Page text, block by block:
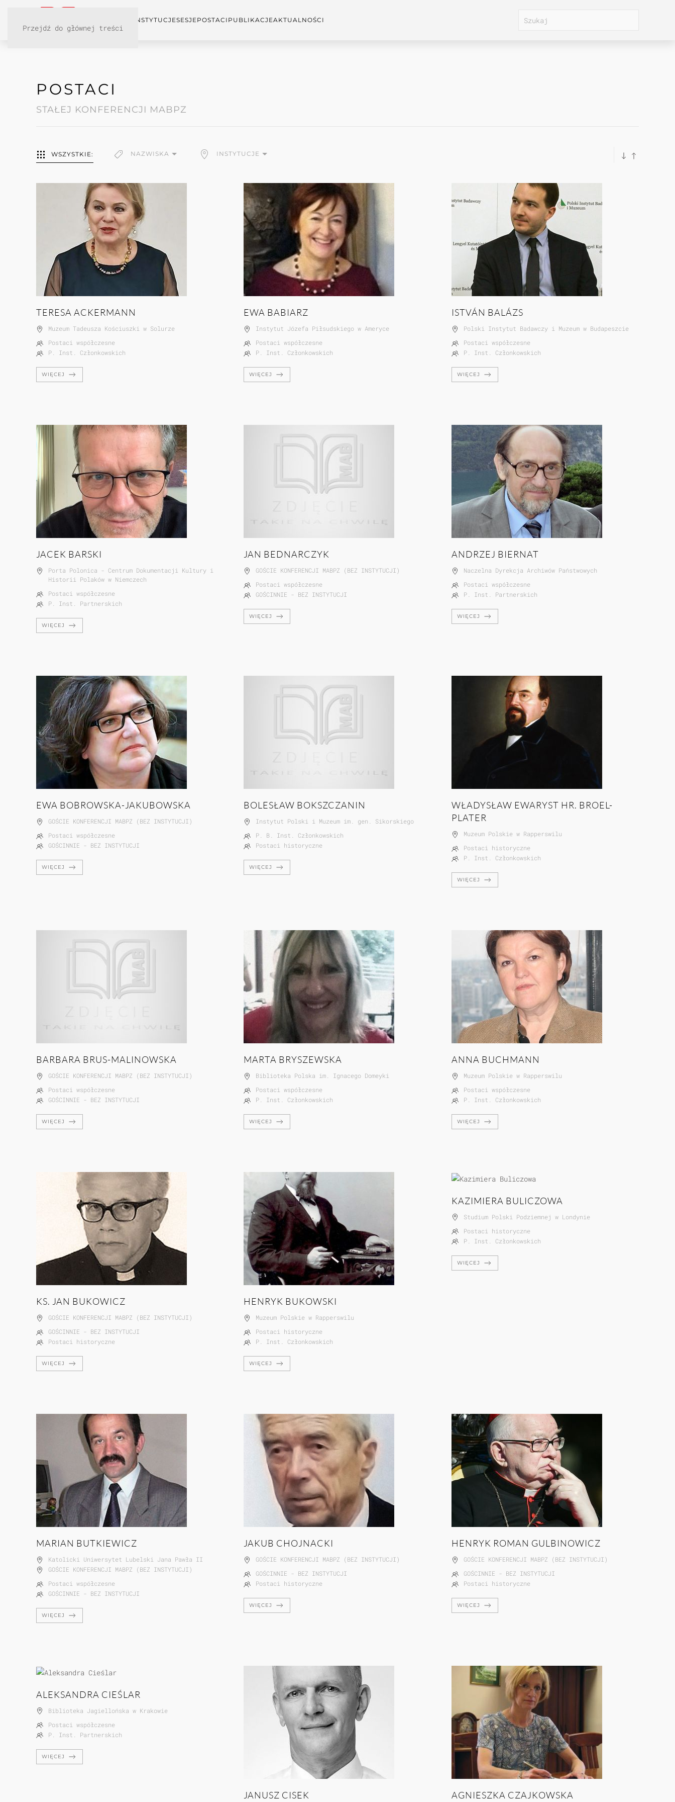
Przejdź do głównej treści
INSTYTUCJESESJEPOSTACI PUBLIKACJEAKTUALNOŚCI
POSTACI
STAŁEJ KONFERENCJI MABPZ
WSZYSTKIE: NAZWISKA INSTYTUCJE
TERESA ACKERMANN
Muzeum Tadeusza Kościuszki w Solurze
Postaci współczesne
P. Inst. Członkowskich
WIĘCEJ
EWA BABIARZ
Instytut Józefa Piłsudskiego w Ameryce
Postaci współczesne
P. Inst. Członkowskich
WIĘCEJ
ISTVÁN BALÁZS
Polski Instytut Badawczy i Muzeum w Budapeszcie
Postaci współczesne
P. Inst. Członkowskich
WIĘCEJ
JACEK BARSKI
Porta Polonica - Centrum Dokumentacji Kultury i
Historii Polaków w Niemczech
Postaci współczesne
P. Inst. Partnerskich
WIĘCEJ
JAN BEDNARCZYK
GOŚCIE KONFERENCJI MABPZ (BEZ INSTYTUCJI)
Postaci współczesne
GOŚCINNIE - BEZ INSTYTUCJI
WIĘCEJ
ANDRZEJ BIERNAT
Naczelna Dyrekcja Archiwów Państwowych
Postaci współczesne
P. Inst. Partnerskich
WIĘCEJ
EWA BOBROWSKA-JAKUBOWSKA
GOŚCIE KONFERENCJI MABPZ (BEZ INSTYTUCJI)
Postaci współczesne
GOŚCINNIE - BEZ INSTYTUCJI
WIĘCEJ
BOLESŁAW BOKSZCZANIN
Instytut Polski i Muzeum im. gen. Sikorskiego
P. B. Inst. Członkowskich
Postaci historyczne
WIĘCEJ
WŁADYSŁAW EWARYST HR. BROEL-
PLATER
Muzeum Polskie w Rapperswilu
Postaci historyczne
P. Inst. Członkowskich
WIĘCEJ
BARBARA BRUS-MALINOWSKA
GOŚCIE KONFERENCJI MABPZ (BEZ INSTYTUCJI)
Postaci współczesne
GOŚCINNIE - BEZ INSTYTUCJI
WIĘCEJ
MARTA BRYSZEWSKA
Biblioteka Polska im. Ignacego Domeyki
Postaci współczesne
P. Inst. Członkowskich
WIĘCEJ
ANNA BUCHMANN
Muzeum Polskie w Rapperswilu
Postaci współczesne
P. Inst. Członkowskich
WIĘCEJ
KS. JAN BUKOWICZ
GOŚCIE KONFERENCJI MABPZ (BEZ INSTYTUCJI)
GOŚCINNIE - BEZ INSTYTUCJI
Postaci historyczne
WIĘCEJ
HENRYK BUKOWSKI
Muzeum Polskie w Rapperswilu
Postaci historyczne
P. Inst. Członkowskich
WIĘCEJ
KAZIMIERA BULICZOWA
Studium Polski Podziemnej w Londynie
Postaci historyczne
P. Inst. Członkowskich
WIĘCEJ
MARIAN BUTKIEWICZ
Katolicki Uniwersytet Lubelski Jana Pawła II
GOŚCIE KONFERENCJI MABPZ (BEZ INSTYTUCJI)
Postaci współczesne
GOŚCINNIE - BEZ INSTYTUCJI
WIĘCEJ
JAKUB CHOJNACKI
GOŚCIE KONFERENCJI MABPZ (BEZ INSTYTUCJI)
GOŚCINNIE - BEZ INSTYTUCJI
Postaci historyczne
WIĘCEJ
HENRYK ROMAN GULBINOWICZ
GOŚCIE KONFERENCJI MABPZ (BEZ INSTYTUCJI)
GOŚCINNIE - BEZ INSTYTUCJI
Postaci historyczne
WIĘCEJ
ALEKSANDRA CIEŚLAR
Biblioteka Jagiellońska w Krakowie
Postaci współczesne
P. Inst. Partnerskich
WIĘCEJ
JANUSZ CISEK AGNIESZKA CZAJKOWSKA